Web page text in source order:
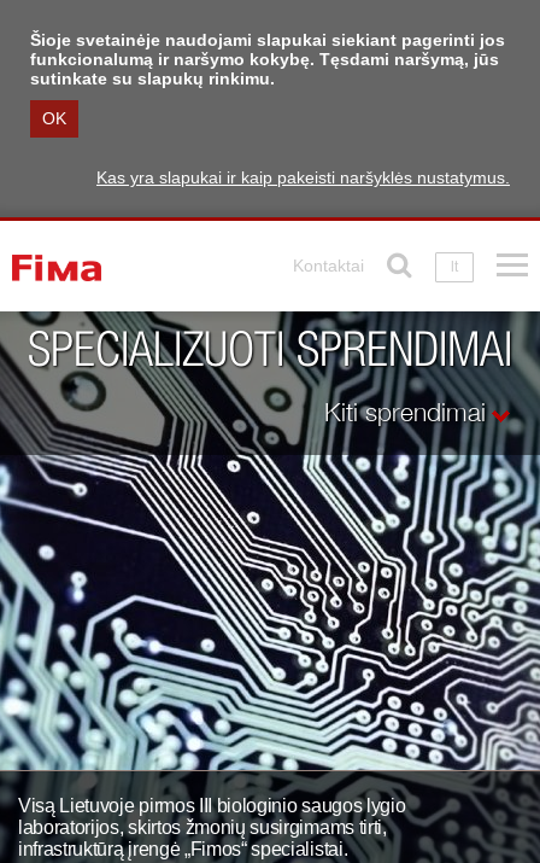
Šioje svetainėje naudojami slapukai siekiant pagerinti jos
funkcionalumą ir naršymo kokybę. Tęsdami naršymą, jūs
sutinkate su slapukų rinkimu.
OK
Kas yra slapukai ir kaip pakeisti naršyklės nustatymus.
Kontaktai lt
SPECIALIZUOTI SPRENDIMAI
Kiti sprendimai
Visą Lietuvoje pirmos III biologinio saugos lygio
laboratorijos, skirtos žmonių susirgimams tirti,
infrastruktūrą įrengė „Fimos“ specialistai.